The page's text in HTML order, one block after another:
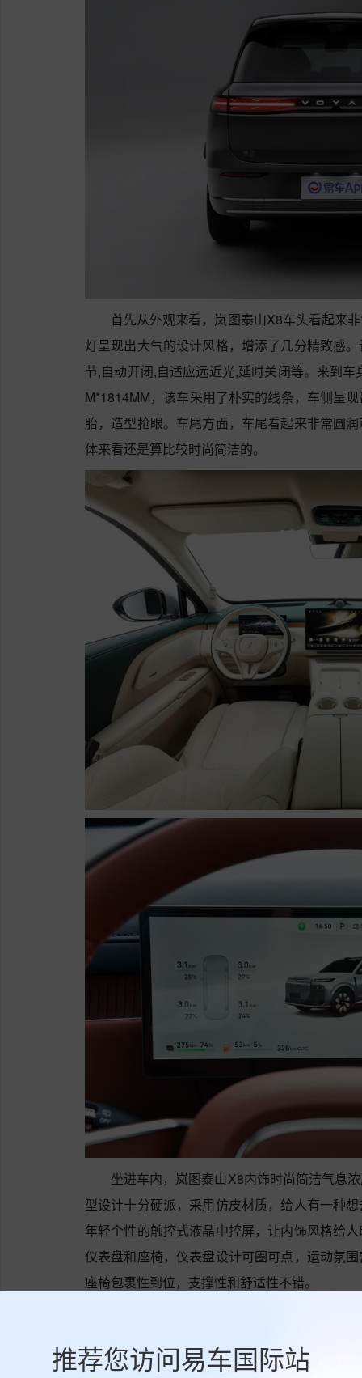
推荐您访问易车国际站
首先从外观来看，岚图泰山X8车头看起来
灯呈现出大气的设计风格，增添了几分精致感
节,自动开闭,自适应远近光,延时关闭等。来到
M*1814MM，该车采用了朴实的线条，车侧呈
胎，造型抢眼。车尾方面，车尾看起来非常圆
体来看还是算比较时尚简洁的。
坐进车内，岚图泰山X8内饰时尚简洁气息
型设计十分硬派，采用仿皮材质，给人有一种
年轻个性的触控式液晶中控屏，让内饰风格给
仪表盘和座椅，仪表盘设计可圈可点，运动氛
座椅包裹性到位，支撑性和舒适性不错。
里程同样出色，动力表现不错。